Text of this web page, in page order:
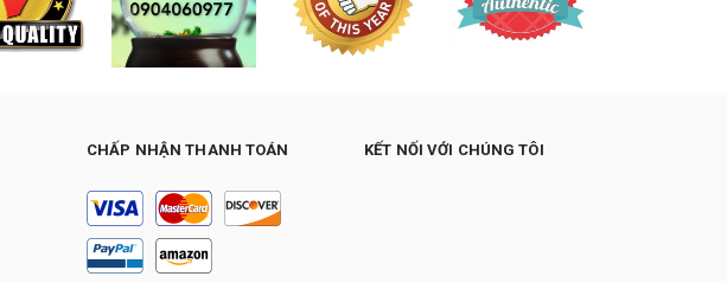
CHẤP NHẬN THANH TOÁN KẾT NỐI VỚI CHÚNG TÔI